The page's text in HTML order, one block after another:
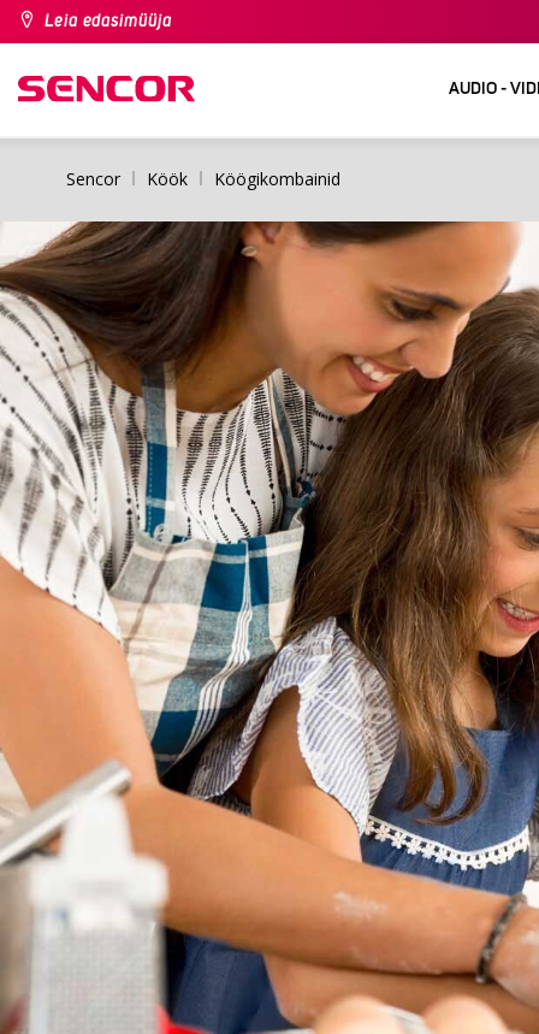
Leia edasimüüja
AUDIO -
Sencor Köök Köögikombainid